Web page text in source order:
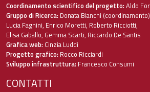
Coordinamento scientifico del progetto:Aldo
Gruppo di Ricerca: Donata Bianchi
Lucia Fagnini, Enrico Moretti, Roberto Ricciotti,
Elisa Gaballo, Gemma Scarti, Riccardo De Santis
Grafica web: Cinzia Luddi
Progetto grafico: Rocco Ricciardi
Sviluppo infrastruttura: Francesco Consumi
CONTATTI